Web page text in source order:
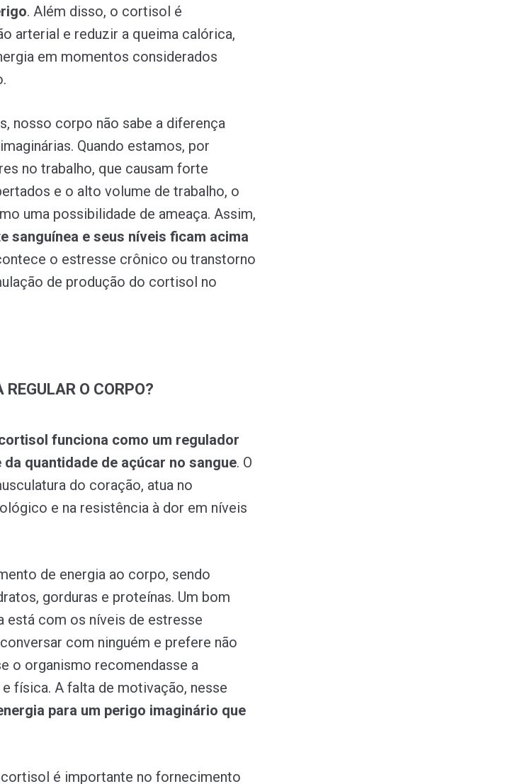
. Além disso, o cortisol é
arterial e reduzir a queima calórica,
em momentos considerados
nosso corpo não sabe a diferença
Quando estamos, por
no trabalho, que causam forte
e o alto volume de trabalho, o
uma possibilidade de ameaça. Assim,
sanguínea e seus níveis ficam acima
o estresse crônico ou transtorno
de produção do cortisol no
O CORPO?
funciona como um regulador
quantidade de açúcar no sangue. O
do coração, atua no
e na resistência à dor em níveis
de energia ao corpo, sendo
gorduras e proteínas. Um bom
está com os níveis de estresse
com ninguém e prefere não
o organismo recomendasse a
física. A falta de motivação, nesse
para um perigo imaginário que
é importante no fornecimento